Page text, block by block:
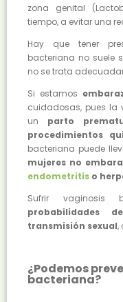
zona genital
tiempo, a evitar una
Hay que tener
bacteriana no suele
no se trata
Si estamos
cuidadosas, pues la
un parto
procedimientos
bacteriana puede
mujeres no
endometritis o
Sufrir vaginosis
probabilidades
transmisión sexual,
¿Podemos
bacteriana?